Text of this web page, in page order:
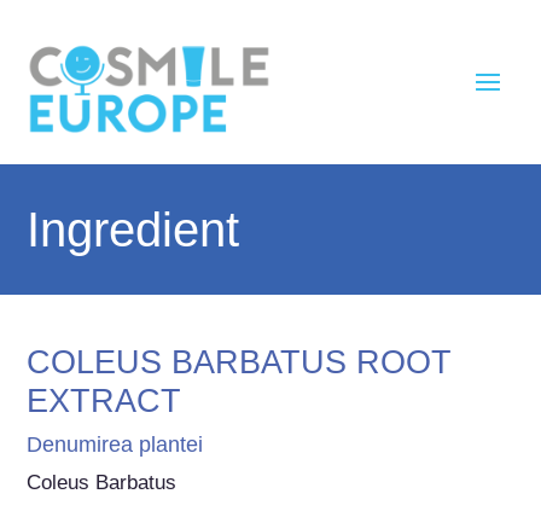
Ingredient
COLEUS BARBATUS ROOT
EXTRACT
Denumirea plantei
Coleus Barbatus